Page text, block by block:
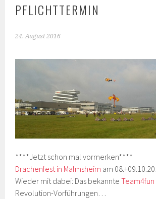
PFLICHTTERMIN
24. August 2016
****Jetzt schon mal vormerken****
Drachenfest in Malmsheim am
Wieder mit dabei: Das bekannteTeam4fun
Revolution-Vorführungen…